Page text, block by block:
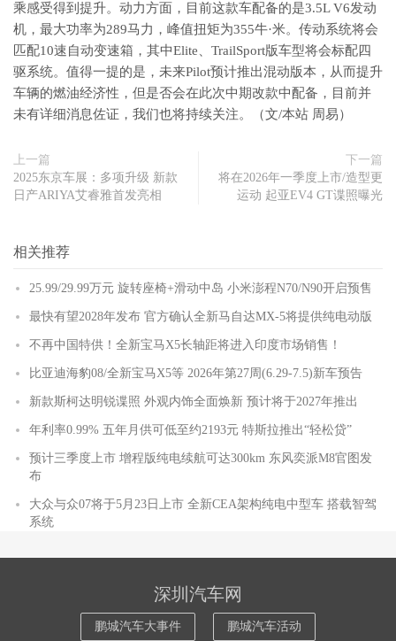
乘感受得到提升。动力方面，目前这款车配备的是3.5L V6发动
机，最大功率为289马力，峰值扭矩为355牛·米。传动系统将会
匹配10速自动变速箱，其中Elite、TrailSport版车型将会标配四
驱系统。值得一提的是，未来Pilot预计推出混动版本，从而提升
车辆的燃油经济性，但是否会在此次中期改款中配备，目前并
未有详细消息佐证，我们也将持续关注。（文/本站 周易）
上一篇
2025东京车展：多项升级 新款
日产ARIYA艾睿雅首发亮相
下一篇
将在2026年一季度上市/造型更
运动 起亚EV4 GT谍照曝光
相关推荐
25.99/29.99万元 旋转座椅+滑动中岛 小米澎程N70/N90开启预售
最快有望2028年发布 官方确认全新马自达MX-5将提供纯电动版
不再中国特供！全新宝马X5长轴距将进入印度市场销售！
比亚迪海豹08/全新宝马X5等 2026年第27周(6.29-7.5)新车预告
新款斯柯达明锐谍照 外观内饰全面焕新 预计将于2027年推出
年利率0.99% 五年月供可低至约2193元 特斯拉推出“轻松贷”
预计三季度上市 增程版纯电续航可达300km 东风奕派M8官图发
布
大众与众07将于5月23日上市 全新CEA架构纯电中型车 搭载智驾
系统
深圳汽车网
鹏城汽车大事件 鹏城汽车活动